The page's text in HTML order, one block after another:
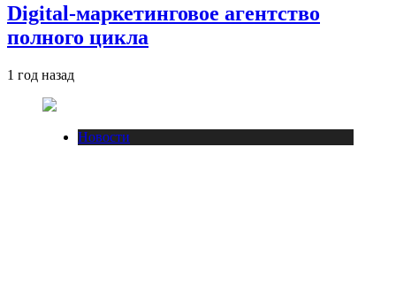
Digital-маркетинговое агентство
полного цикла
1 год назад
Новости